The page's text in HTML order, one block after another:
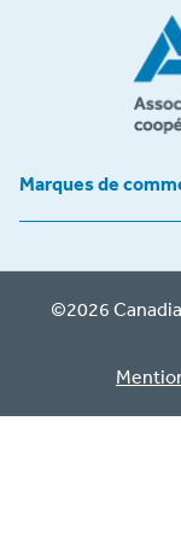
Marques de
©2026